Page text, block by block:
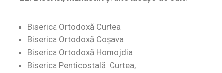
Biserica Ortodoxă Curtea
Biserica Ortodoxă Coșava
Biserica Ortodoxă Homojdia
Biserica Penticostală Curtea,